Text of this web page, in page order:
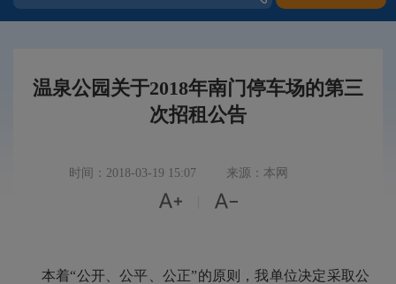
温泉公园关于2018年南门停车场的第三
次招租公告
时间：2018-03-19 15:07 来源：本网
 
本着“公开、公平、公正”的原则，我单位决定采取公